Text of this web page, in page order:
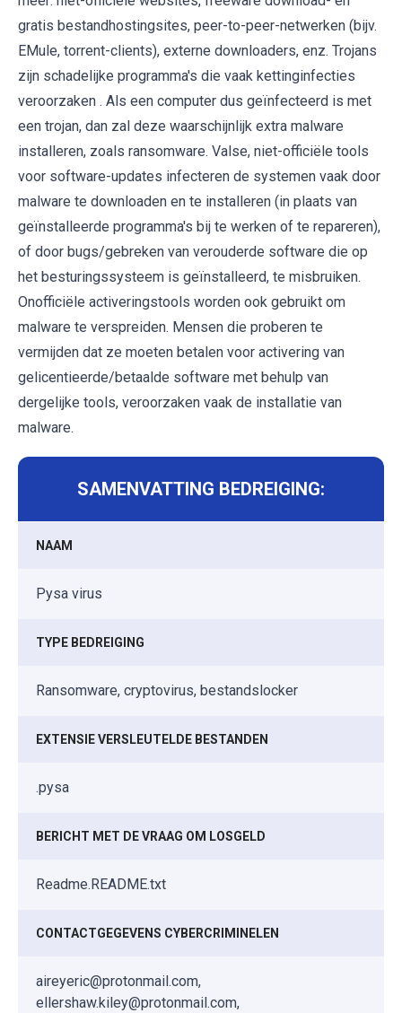
gratis bestandhostingsites, peer-to-peer-netwerken (bijv.
EMule, torrent-clients), externe downloaders, enz. Trojans
zijn schadelijke programma's die vaak kettinginfecties
veroorzaken . Als een computer dus geïnfecteerd is met
een trojan, dan zal deze waarschijnlijk extra malware
installeren, zoals ransomware. Valse, niet-officiële tools
voor software-updates infecteren de systemen vaak door
malware te downloaden en te installeren (in plaats van
geïnstalleerde programma's bij te werken of te repareren),
of door bugs/gebreken van verouderde software die op
het besturingssysteem is geïnstalleerd, te misbruiken.
Onofficiële activeringstools worden ook gebruikt om
malware te verspreiden. Mensen die proberen te
vermijden dat ze moeten betalen voor activering van
gelicentieerde/betaalde software met behulp van
dergelijke tools, veroorzaken vaak de installatie van
malware.
SAMENVATTING BEDREIGING:
NAAM
Pysa virus
TYPE BEDREIGING
Ransomware, cryptovirus, bestandslocker
EXTENSIE VERSLEUTELDE BESTANDEN
.pysa
BERICHT MET DE VRAAG OM LOSGELD
Readme.README.txt
CONTACTGEGEVENS CYBERCRIMINELEN
aireyeric@protonmail.com,
ellershaw.kiley@protonmail.com,